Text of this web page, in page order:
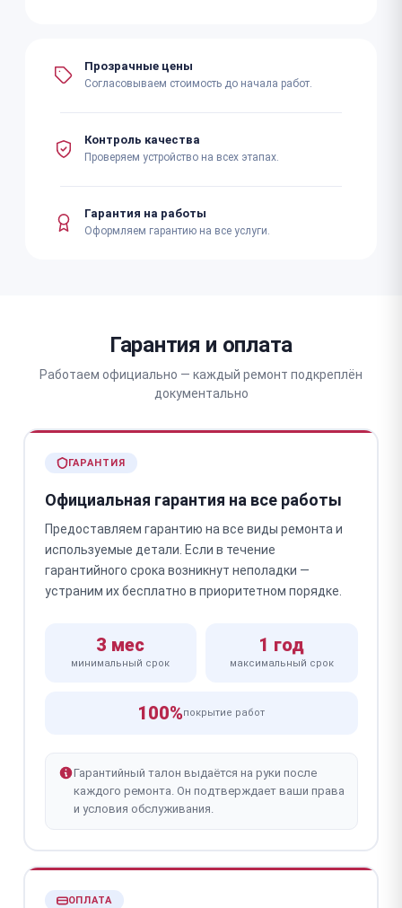
Прозрачные цены
Согласовываем стоимость до начала работ.
Контроль качества
Проверяем устройство на всех этапах.
Гарантия на работы
Оформляем гарантию на все услуги.
Гарантия и оплата
Работаем официально — каждый ремонт подкреплён
документально
ГАРАНТИЯ
Официальная гарантия на все работы
Предоставляем гарантию на все виды ремонта и
используемые детали. Если в течение
гарантийного срока возникнут неполадки —
устраним их бесплатно в приоритетном порядке.
3 мес
минимальный срок
1 год
максимальный срок
100%покрытие работ
Гарантийный талон выдаётся на руки после
каждого ремонта. Он подтверждает ваши права
и условия обслуживания.
ОПЛАТА